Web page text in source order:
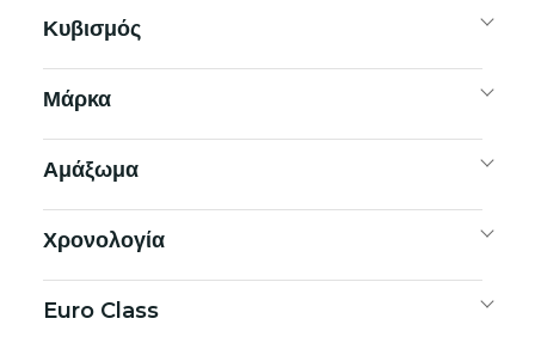
Κυβισμός
Μάρκα
Αμάξωμα
Χρονολογία
Euro Class